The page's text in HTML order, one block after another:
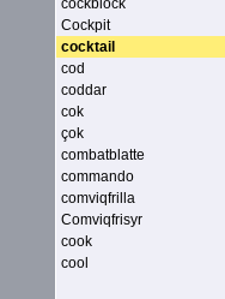
cockblock
Cockpit
cocktail
cod
coddar
cok
çok
combatblatte
commando
comviqfrilla
Comviqfrisyr
cook
cool